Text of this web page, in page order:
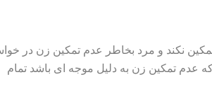
نکند و مرد بخاطر عدم تمکین زن در
تمکین زن به دلیل موجه ای باشد تمام